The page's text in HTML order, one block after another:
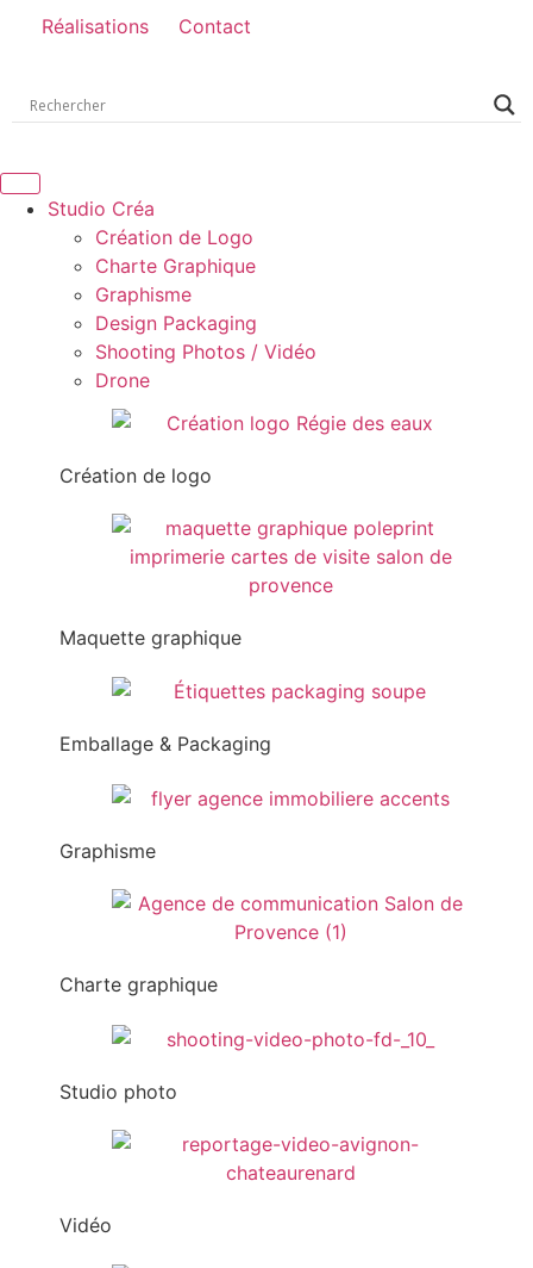
Réalisations Contact
Studio Créa
Création de Logo
Charte Graphique
Graphisme
Design Packaging
Shooting Photos / Vidéo
Drone
Création de logo
Maquette graphique
Emballage & Packaging
Graphisme
Charte graphique
Studio photo
Vidéo